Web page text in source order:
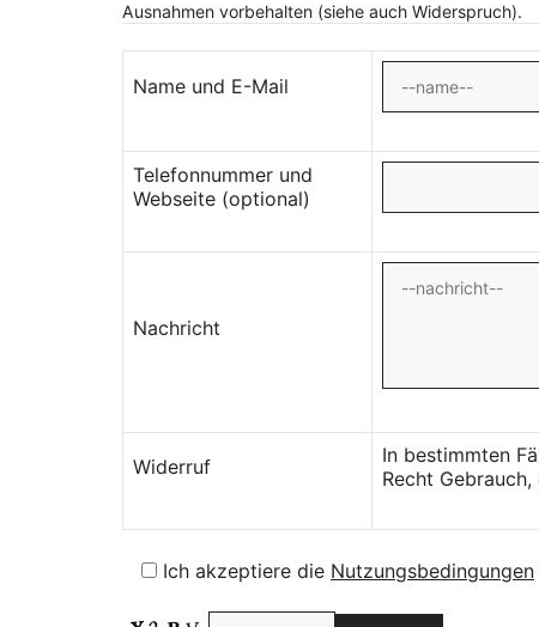
Ausnahmen vorbehalten (siehe auch Widerspruch).
Name und E-Mail
Telefonnummer und
Webseite (optional)
Nachricht
Widerruf
In bestimmten
Recht
Ich akzeptiere die Nutzungsbedingungen